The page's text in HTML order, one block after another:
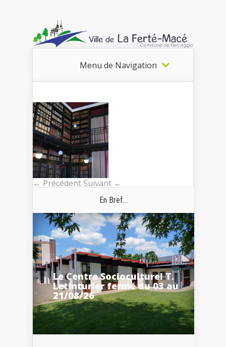
Menu de Navigation
← Précédent Suivant ←
En Bref...
Le Centre Socioculturel T.
Letinturier fermé du 03 au
21/08/26